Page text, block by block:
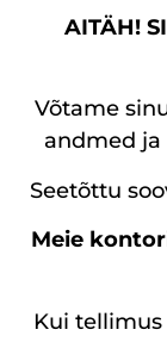
AITÄH!
Võtame
andmed ja
Seetõttu
Meie
Kui tellimus